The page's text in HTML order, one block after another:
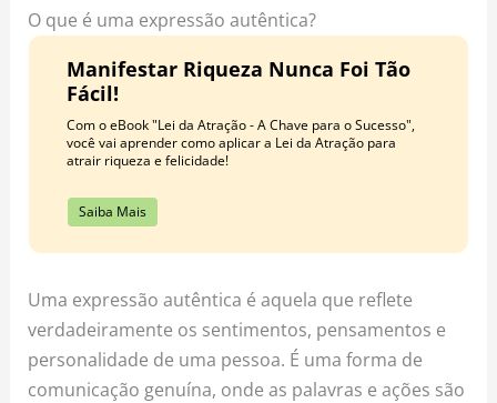
k a
m
s
t
O que é uma expressão autêntica?
Manifestar Riqueza Nunca Foi Tão
Fácil!
Com o eBook "Lei da Atração - A Chave para o Sucesso",
você vai aprender como aplicar a Lei da Atração para
atrair riqueza e felicidade!
Saiba Mais
Uma expressão autêntica é aquela que reflete
verdadeiramente os sentimentos, pensamentos e
personalidade de uma pessoa. É uma forma de
comunicação genuína, onde as palavras e ações são